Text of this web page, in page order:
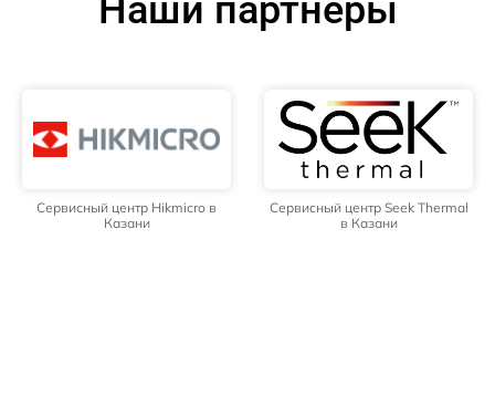
Наши партнёры
Сервисный центр Hikmicro в
Казани
Сервисный центр Seek Thermal
в Казани